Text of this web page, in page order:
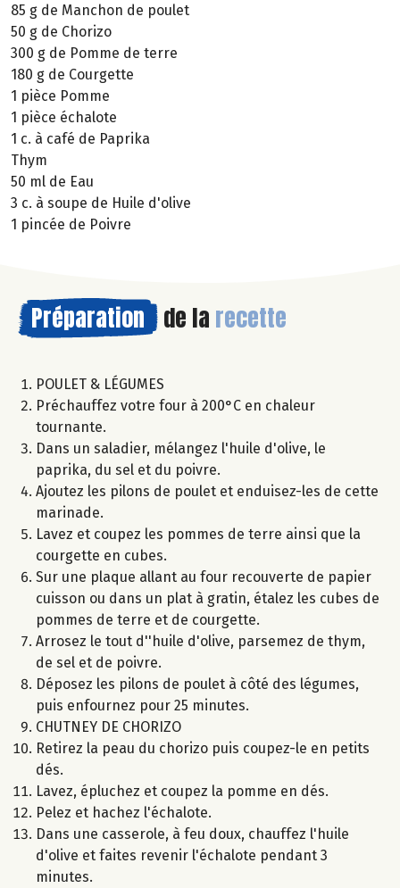
85 g de Manchon de poulet
50 g de Chorizo
300 g de Pomme de terre
180 g de Courgette
1 pièce Pomme
1 pièce échalote
1 c. à café de Paprika
Thym
50 ml de Eau
3 c. à soupe de Huile d'olive
1 pincée de Poivre
Préparation de la recette
POULET & LÉGUMES
Préchauffez votre four à 200°C en chaleur
tournante.
Dans un saladier, mélangez l'huile d'olive, le
paprika, du sel et du poivre.
Ajoutez les pilons de poulet et enduisez-les de cette
marinade.
Lavez et coupez les pommes de terre ainsi que la
courgette en cubes.
Sur une plaque allant au four recouverte de papier
cuisson ou dans un plat à gratin, étalez les cubes de
pommes de terre et de courgette.
Arrosez le tout d''huile d'olive, parsemez de thym,
de sel et de poivre.
Déposez les pilons de poulet à côté des légumes,
puis enfournez pour 25 minutes.
CHUTNEY DE CHORIZO
Retirez la peau du chorizo puis coupez-le en petits
dés.
Lavez, épluchez et coupez la pomme en dés.
Pelez et hachez l'échalote.
Dans une casserole, à feu doux, chauffez l'huile
d'olive et faites revenir l'échalote pendant 3
minutes.